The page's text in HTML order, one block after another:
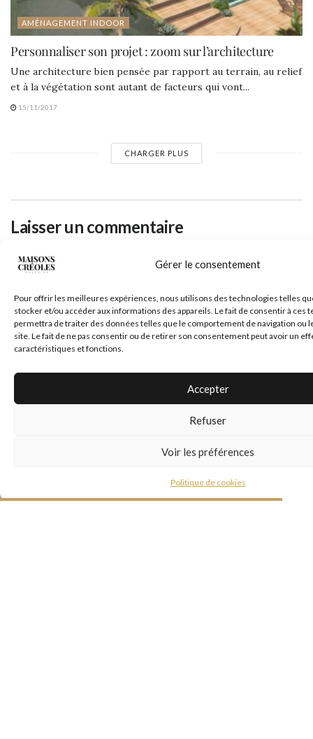
Gérer le consentement
Pour offrir les meilleures expériences, nous utilisons des technologies telles
stocker et/ou accéder aux informations des appareils. Le fait de consentir à ces
permettra de traiter des données telles que le comportement de navigation ou
site. Le fait de ne pas consentir ou de retirer son consentement peut avoir un
caractéristiques et fonctions.
Accepter
Refuser
Voir les préférences
Politique de cookies
AMÉNAGEMENT INDOOR
Personnaliser son projet : zoom sur l’architecture
Une architecture bien pensée par rapport au terrain, au relief
et à la végétation sont autant de facteurs qui vont...
15/11/2017
CHARGER PLUS
Laisser un commentaire
indiqués avec
Commentaire*